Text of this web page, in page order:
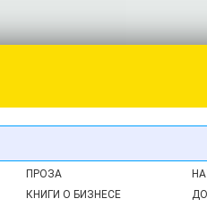
ПРОЗА
КНИГИ О БИЗНЕСЕ